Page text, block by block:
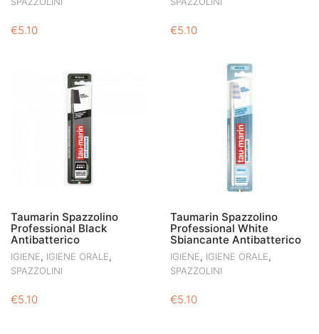
€5.10 €5.10
Taumarin Spazzolino
Professional Black
Antibatterico
IGIENE, IGIENE ORALE,
SPAZZOLINI
€5.10
Taumarin Spazzolino
Professional White
Sbiancante Antibatterico
IGIENE, IGIENE ORALE,
SPAZZOLINI
€5.10